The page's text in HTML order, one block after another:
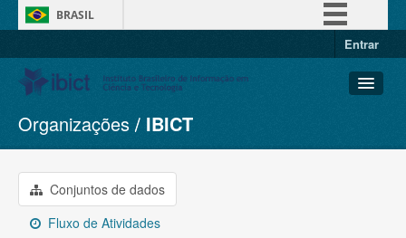
BRASIL
Entrar
Conjuntos de dados
Organizações
Grupos
Sobre
Organizações IBICT
Conjuntos de dados
Fluxo de Atividades